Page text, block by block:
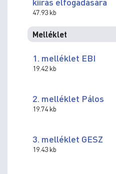
47.93 kb
Melléklet
1. melléklet EBI
19.42 kb
2. melléklet Pálos
19.74 kb
3. melléklet GESZ
19.43 kb